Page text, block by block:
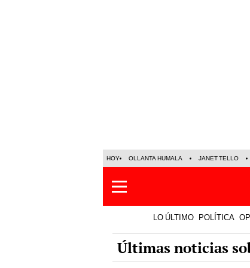
HOY OLLANTA HUMALA JANET TELLO
LO ÚLTIMO POLÍTICA
Últimas noticias